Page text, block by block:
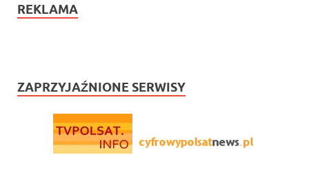
REKLAMA
ZAPRZYJAŹNIONE SERWISY